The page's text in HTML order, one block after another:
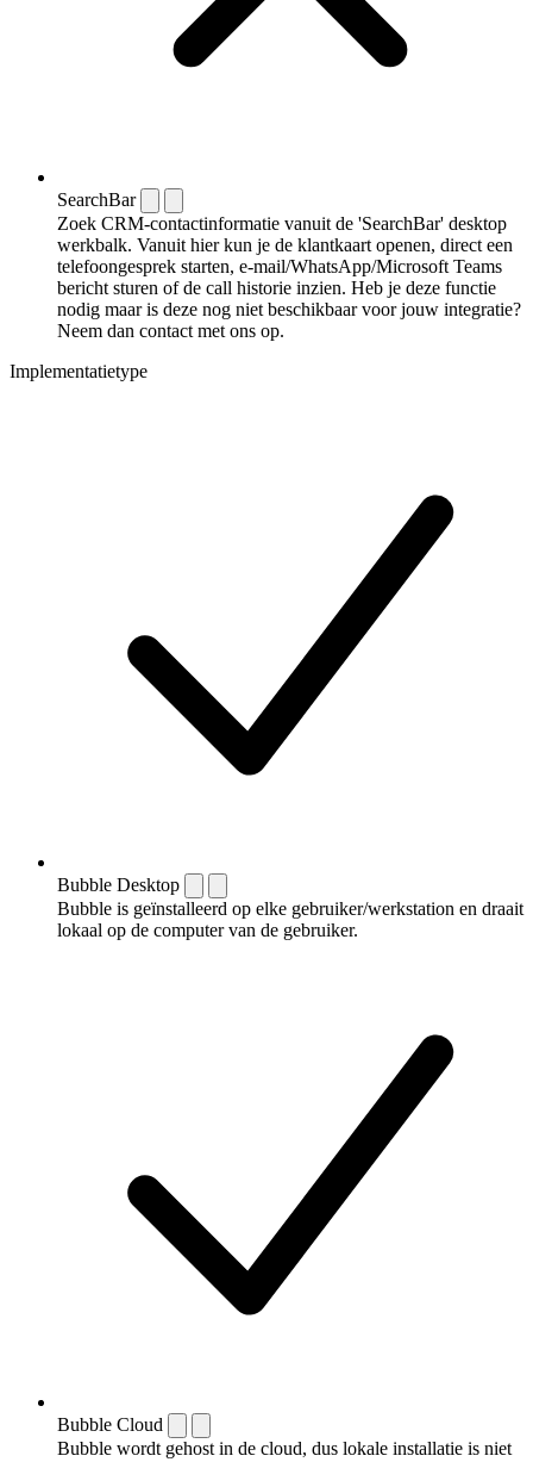
SearchBar
Zoek CRM-contactinformatie vanuit de 'SearchBar' desktop
werkbalk. Vanuit hier kun je de klantkaart openen, direct een
telefoongesprek starten, e-mail/WhatsApp/Microsoft Teams
bericht sturen of de call historie inzien. Heb je deze functie
nodig maar is deze nog niet beschikbaar voor jouw integratie?
Neem dan contact met ons op.
Implementatietype
Bubble Desktop
Bubble is geïnstalleerd op elke gebruiker/werkstation en draait
lokaal op de computer van de gebruiker.
Bubble Cloud
Bubble wordt gehost in de cloud, dus lokale installatie is niet